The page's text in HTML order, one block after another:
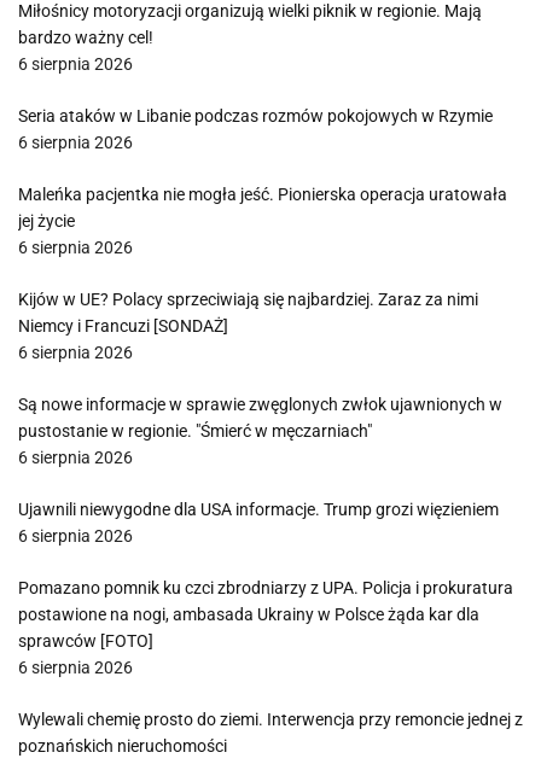
Miłośnicy motoryzacji organizują wielki piknik w regionie. Mają
bardzo ważny cel!
6 sierpnia 2026
Seria ataków w Libanie podczas rozmów pokojowych w Rzymie
6 sierpnia 2026
Maleńka pacjentka nie mogła jeść. Pionierska operacja uratowała
jej życie
6 sierpnia 2026
Kijów w UE? Polacy sprzeciwiają się najbardziej. Zaraz za nimi
Niemcy i Francuzi [SONDAŻ]
6 sierpnia 2026
Są nowe informacje w sprawie zwęglonych zwłok ujawnionych w
pustostanie w regionie. "Śmierć w męczarniach"
6 sierpnia 2026
Ujawnili niewygodne dla USA informacje. Trump grozi więzieniem
6 sierpnia 2026
Pomazano pomnik ku czci zbrodniarzy z UPA. Policja i prokuratura
postawione na nogi, ambasada Ukrainy w Polsce żąda kar dla
sprawców [FOTO]
6 sierpnia 2026
Wylewali chemię prosto do ziemi. Interwencja przy remoncie jednej z
poznańskich nieruchomości